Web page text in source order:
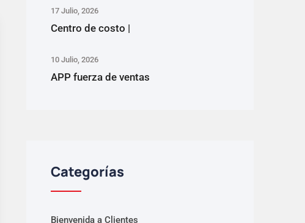
17 Julio, 2026
Centro de costo |
10 Julio, 2026
APP fuerza de ventas
Categorías
Bienvenida a Clientes